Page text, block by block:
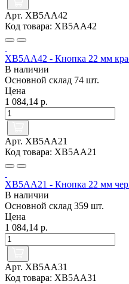
Арт. XB5AA42
Код товара: XB5AA42
XB5AA42 - Кнопка 22 мм
В наличии
Основной склад 74 шт.
Цена
1 084,14 р.
Арт. XB5AA21
Код товара: XB5AA21
XB5AA21 - Кнопка 22 мм
В наличии
Основной склад 359 шт.
Цена
1 084,14 р.
Арт. XB5AA31
Код товара: XB5AA31